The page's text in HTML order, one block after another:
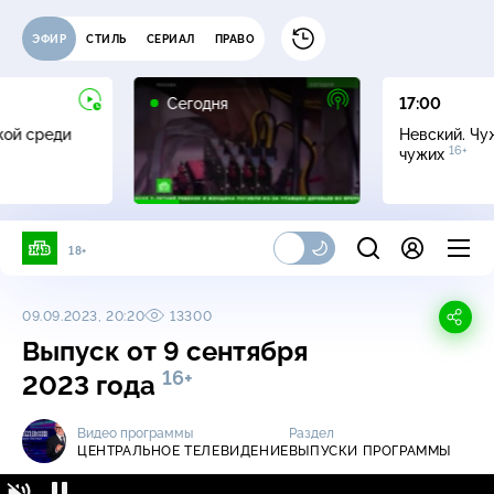
ЭФИР СТИЛЬ СЕРИАЛ ПРАВО
среди
Сегодня
17:00
Невский.
чужих 16+
18+
09.09.2023, 20:20 13300
Выпуск от 9 сентября
2023 года 16+
Видео программы
ЦЕНТРАЛЬНОЕ ТЕЛЕВИДЕНИЕ
Раздел
ВЫПУСКИ ПРОГРАММЫ